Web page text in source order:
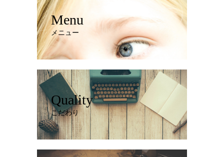
Menu
メニュー
Quality
こだわり